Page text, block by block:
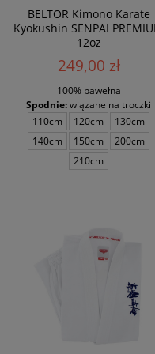
BELTOR Kimono Karate
Kyokushin SENPAI
12oz
249,00 zł
100% bawełna
Spodnie:wiązane na troczki
110cm
120cm
130cm
140cm
150cm
200cm
210cm